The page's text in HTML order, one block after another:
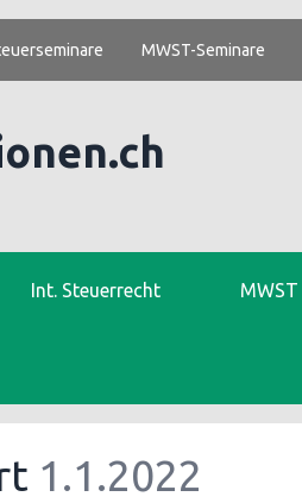
MWST-Seminare
Int. Steuerrecht MWST
1.1.2022